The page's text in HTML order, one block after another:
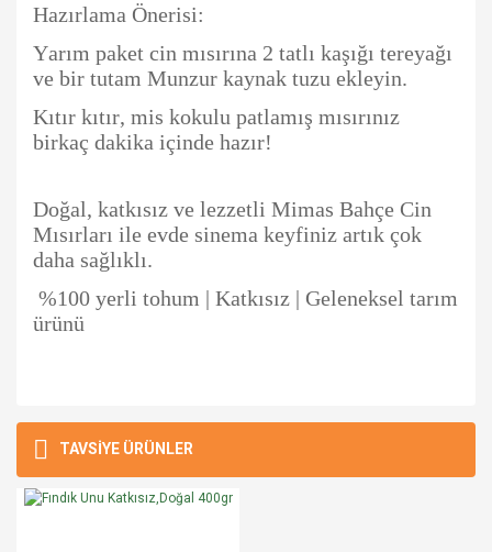
Hazırlama Önerisi:
Yarım paket cin mısırına 2 tatlı kaşığı tereyağı
ve bir tutam Munzur kaynak tuzu ekleyin.
Kıtır kıtır, mis kokulu patlamış mısırınız
birkaç dakika içinde hazır!
Doğal, katkısız ve lezzetli Mimas Bahçe Cin
Mısırları ile evde sinema keyfiniz artık çok
daha sağlıklı.
%100 yerli tohum | Katkısız | Geleneksel tarım
ürünü
Bu ürüne ilk yorumu siz yapın!
kullanarak tarafımıza iletebilirsiniz.
Görüş ve önerileriniz için teşekkür ederiz.
Ürün hakkında henüz soru sorulmamış.
TAVSİYE ÜRÜNLER